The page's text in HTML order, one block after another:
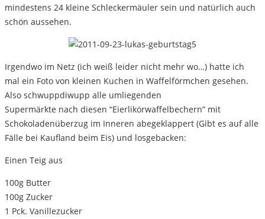
mindestens 24 kleine Schleckermäuler sein und natürlich auch
schön aussehen.
Irgendwo im Netz (ich weiß leider nicht mehr wo…) hatte ich
mal ein Foto von kleinen Kuchen in Waffelförmchen gesehen.
Also schwuppdiwupp alle umliegenden
Supermärkte nach diesen “Eierlikörwaffelbechern” mit
Schokoladenüberzug im Inneren abegeklappert (Gibt es auf alle
Fälle bei Kaufland beim Eis) und losgebacken:
Einen Teig aus
100g Butter
100g Zucker
1 Pck. Vanillezucker